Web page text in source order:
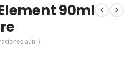
90ml
aún. )